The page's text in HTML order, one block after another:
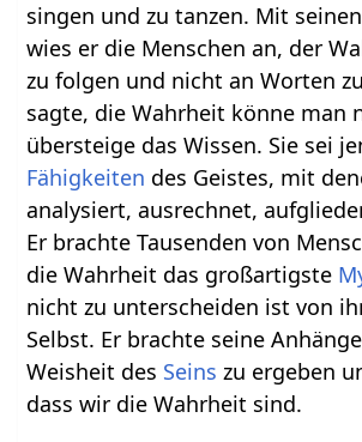
singen und zu tanzen. Mit
wies er die Menschen an, der
zu folgen und nicht an Worten
sagte, die Wahrheit könne man
übersteige das Wissen. Sie sei
Fähigkeiten des Geistes, mit
analysiert, ausrechnet,
Er brachte Tausenden von
die Wahrheit das großartigste
nicht zu unterscheiden ist von
Selbst. Er brachte seine
Weisheit des Seins zu ergeben
dass wir die Wahrheit sind.